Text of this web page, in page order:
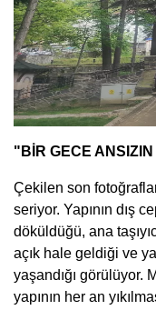
"BİR GECE
Çekilen son
seriyor. Yapının dış
döküldüğü, ana
açık hale geldiği ve
yaşandığı görülüyor.
yapının her an